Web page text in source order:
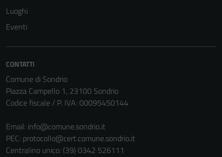
Luoghi
Eventi
CONTATTI
Comune di Sondrio
Piazza Campello 1, 23100 Sondrio
Codice fiscale / P. IVA: 00095450144
Email: info@comune.sondrio.it
PEC: protocollo@cert.comune.sondrio.it
Centralino unico: (39) 0342 526111